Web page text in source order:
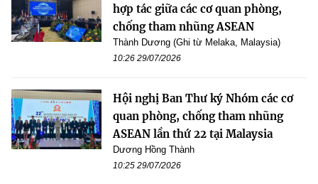
hợp tác giữa các cơ quan phòng,
chống tham nhũng ASEAN
Thành Dương (Ghi từ Melaka, Malaysia)
10:26 29/07/2026
Hội nghị Ban Thư ký Nhóm các cơ
quan phòng, chống tham nhũng
ASEAN lần thứ 22 tại Malaysia
Dương Hồng Thành
10:25 29/07/2026